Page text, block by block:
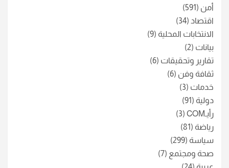
أمن (591)
اقتصاد (34)
الانتخابات المحلية (9)
بيانات (2)
تقارير وتحقيقات (6)
ثقافة وفن (6)
خدمات (3)
دولية (91)
رأيـCOM
(3)
رياضة (81)
سياسة (299)
صحة ومجتمع (7)